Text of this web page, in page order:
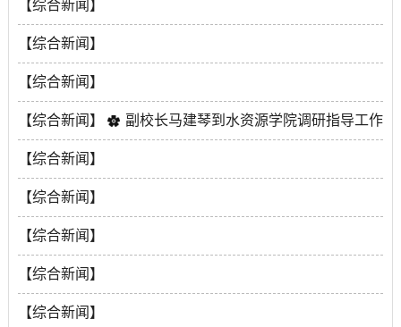
术论坛
喜报！我院教师资政建议获河南省政府重要批示
【综合新闻】
水资源学院党委举办树立和践行正确政绩观学习教育读
书班暨理论学习中心组（扩大）学习会议
2026-03-26
【综合新闻】
水资源学院召开2026年春季学期安全稳定工作会并开展
安全隐患大排查
【综合新闻】
水资源学院召开树立和践行正确政绩观学习教育工作部
署会
【综合新闻】 副校长马建琴到水资源学院调研指导工作
【综合新闻】
深化校企合作，赋能高质量就业——水资源学院赴宁波
市开展寒假访企拓岗专项活动
【综合新闻】
凝心聚力担使命 砥砺奋进谱新篇——水资源学院召开全
体教职工大会暨民主测评会
【综合新闻】
水资源学院召开“十五五”规划编制 工作推进会
【综合新闻】
华北水利水电大学水资源学院关于公开招聘辅导员（博
【综合新闻】